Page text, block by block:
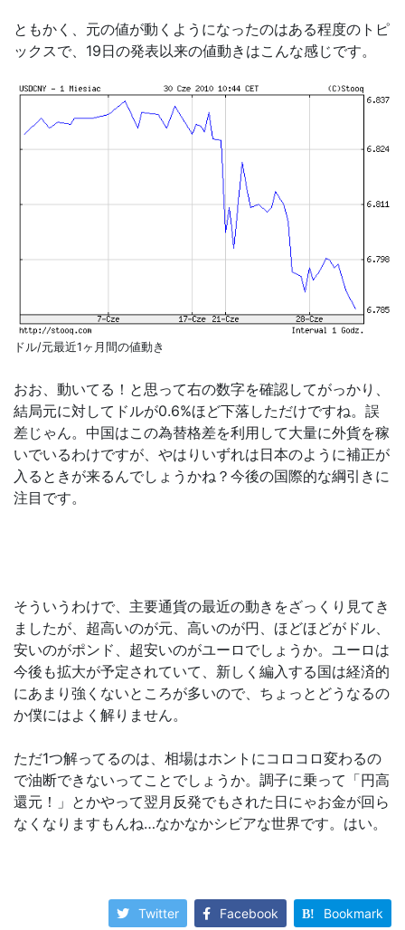
ともかく、元の値が動くようになったのはある程度のトピ
ックスで、19日の発表以来の値動きはこんな感じです。
ドル/元最近1ヶ月間の値動き
おお、動いてる！と思って右の数字を確認してがっかり、
結局元に対してドルが0.6%ほど下落しただけですね。誤
差じゃん。中国はこの為替格差を利用して大量に外貨を稼
いでいるわけですが、やはりいずれは日本のように補正が
入るときが来るんでしょうかね？今後の国際的な綱引きに
注目です。
そういうわけで、主要通貨の最近の動きをざっくり見てき
ましたが、超高いのが元、高いのが円、ほどほどがドル、
安いのがポンド、超安いのがユーロでしょうか。ユーロは
今後も拡大が予定されていて、新しく編入する国は経済的
にあまり強くないところが多いので、ちょっとどうなるの
か僕にはよく解りません。
ただ1つ解ってるのは、相場はホントにコロコロ変わるの
で油断できないってことでしょうか。調子に乗って「円高
還元！」とかやって翌月反発でもされた日にゃお金が回ら
なくなりますもんね…なかなかシビアな世界です。はい。
Twitter Facebook Bookmark